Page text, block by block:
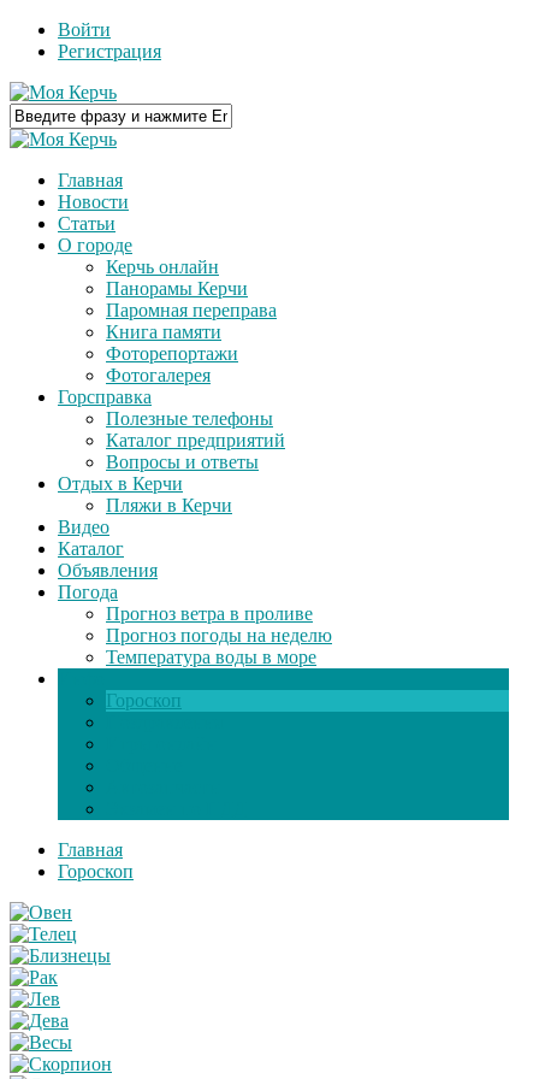
Войти
Регистрация
Главная
Новости
Статьи
О городе
Керчь онлайн
Панорамы Керчи
Паромная переправа
Книга памяти
Фоторепортажи
Фотогалерея
Горсправка
Полезные телефоны
Каталог предприятий
Вопросы и ответы
Отдых в Керчи
Пляжи в Керчи
Видео
Каталог
Объявления
Погода
Прогноз ветра в проливе
Прогноз погоды на неделю
Температура воды в море
Гороскоп
Главная
Гороскоп